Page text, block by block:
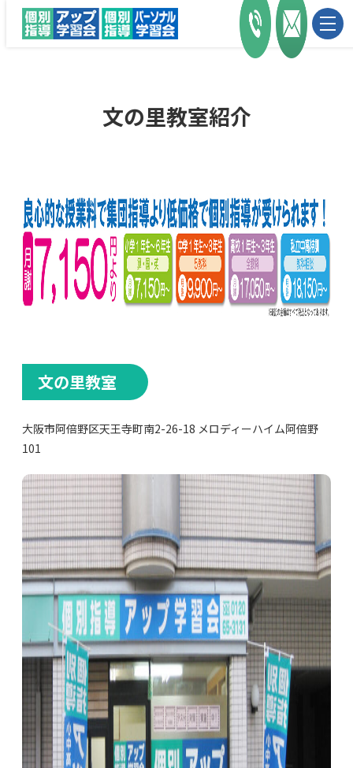
文の里教室紹介
文の里教室
大阪市阿倍野区天王寺町南2-26-18 メロディーハイム阿倍野
101